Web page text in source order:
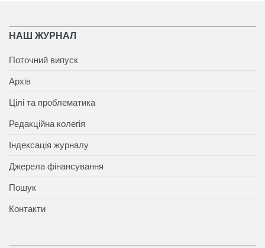
НАШ ЖУРНАЛ
Поточний випуск
Архів
Цілі та проблематика
Редакційна колегія
Індексація журналу
Джерела фінансування
Пошук
Контакти